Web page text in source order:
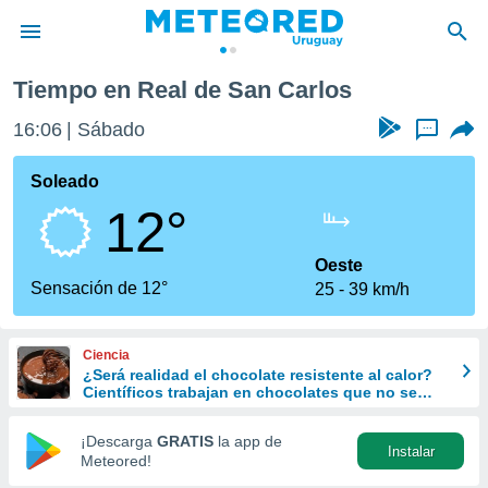
de
ha
calidad.
a este
las
y
forma
digital
basada
Tiempo en Real de San Carlos
16:06 Sábado ...
Soleado
12°
Sensación de 12°
Oeste
25
39 km/h
Ciencia
¿Será realidad el chocolate resistente al calor?
Científicos trabajan en chocolates que no se
¡Descarga GRATIS la app de
Meteored!
Instalar